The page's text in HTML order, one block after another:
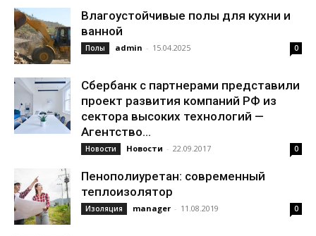
Влагоустойчивые полы для кухни и
ванной
Полы admin - 15.04.2025 0
Сбербанк с партнерами представили
проект развития компаний РФ из
сектора высоких технологий —
Агентство...
Новости Новости - 22.09.2017 0
Пенополиуретан: современный
теплоизолятор
Изоляция manager - 11.08.2019 0